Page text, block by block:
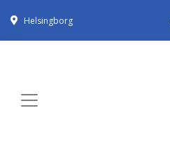
Helsingborg